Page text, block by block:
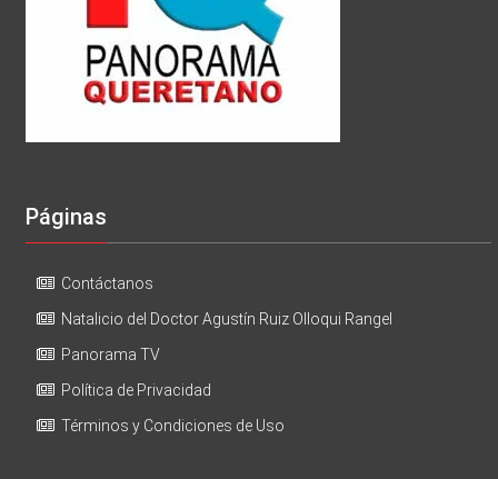
Páginas
Contáctanos
Natalicio del Doctor Agustín Ruiz Olloqui Rangel
Panorama TV
Política de Privacidad
Términos y Condiciones de Uso